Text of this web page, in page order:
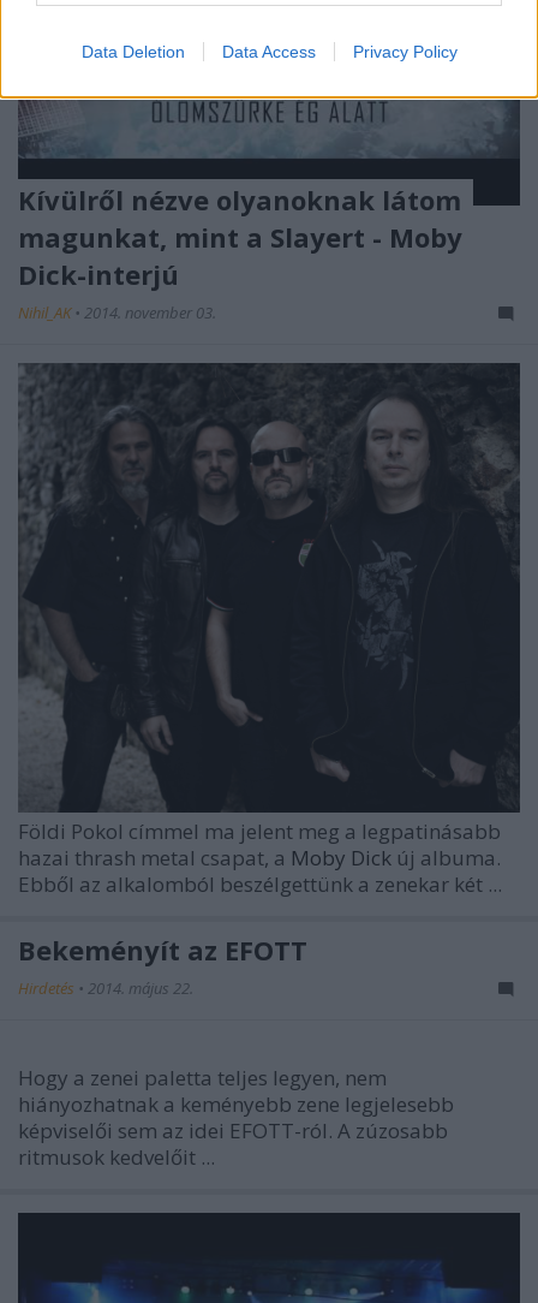
Data Deletion Data Access Privacy Policy
Kívülről nézve olyanoknak látom
magunkat, mint a Slayert - Moby
Dick-interjú
Nihil_AK • 2014. november 03.
Földi Pokol címmel ma jelent meg a legpatinásabb
hazai thrash metal csapat, a Moby Dick új albuma.
Ebből az alkalomból beszélgettünk a zenekar két ...
Bekeményít az EFOTT
Hirdetés • 2014. május 22.
Hogy a zenei paletta teljes legyen, nem
hiányozhatnak a keményebb zene legjelesebb
képviselői sem az idei EFOTT-ról. A zúzosabb
ritmusok kedvelőit ...